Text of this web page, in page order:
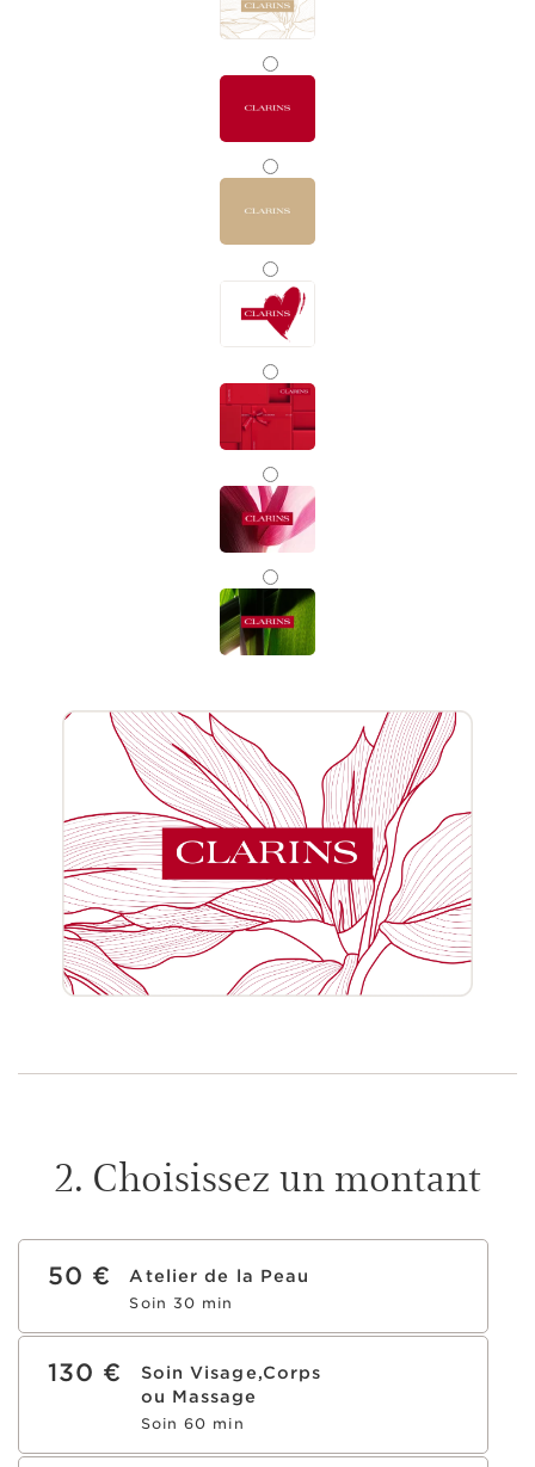
2. Choisissez un montant
50 € Atelier de la Peau
Soin 30 min
130 €
Soin Visage,Corps
ou Massage
Soin 60 min